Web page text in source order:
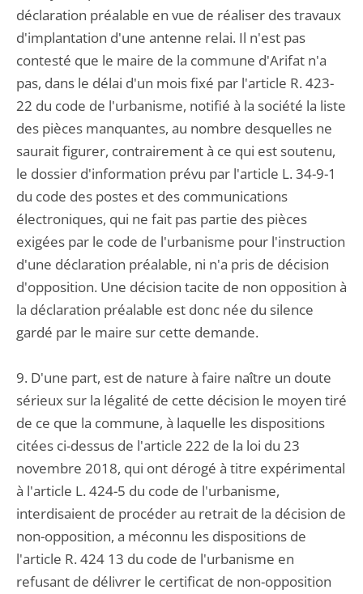
déclaration préalable en vue de réaliser des travaux
d'implantation d'une antenne relai. Il n'est pas
contesté que le maire de la commune d'Arifat n'a
pas, dans le délai d'un mois fixé par l'article R. 423-
22 du code de l'urbanisme, notifié à la société la liste
des pièces manquantes, au nombre desquelles ne
saurait figurer, contrairement à ce qui est soutenu,
le dossier d'information prévu par l'article L. 34-9-1
du code des postes et des communications
électroniques, qui ne fait pas partie des pièces
exigées par le code de l'urbanisme pour l'instruction
d'une déclaration préalable, ni n'a pris de décision
d'opposition. Une décision tacite de non opposition à
la déclaration préalable est donc née du silence
gardé par le maire sur cette demande.
9. D'une part, est de nature à faire naître un doute
sérieux sur la légalité de cette décision le moyen tiré
de ce que la commune, à laquelle les dispositions
citées ci-dessus de l'article 222 de la loi du 23
novembre 2018, qui ont dérogé à titre expérimental
à l'article L. 424-5 du code de l'urbanisme,
interdisaient de procéder au retrait de la décision de
non-opposition, a méconnu les dispositions de
l'article R. 424 13 du code de l'urbanisme en
refusant de délivrer le certificat de non-opposition